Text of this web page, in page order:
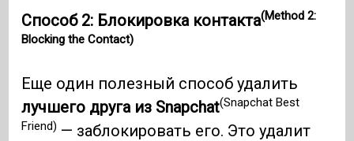
Способ 2: Блокировка контакта(Method 2:
Blocking the Contact)
Еще один полезный способ удалить
лучшего друга из Snapchat(Snapchat Best
Friend) — заблокировать его. Это удалит